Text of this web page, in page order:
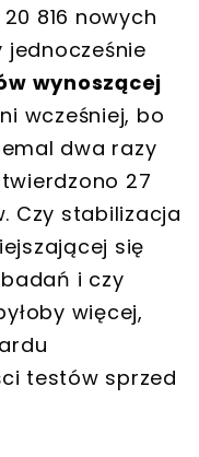
816 nowych
jednocześnie
wynoszącej
wcześniej, bo
dwa razy
27
Czy stabilizacja
się
i czy
więcej,
testów sprzed